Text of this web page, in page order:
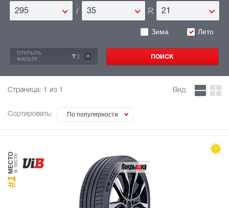
295 / 35 R 21
Зима Лето
ОТКРЫТЬ
ФИЛЬТР
2 +
Страница: 1 из 1
Сортировать: По популярности
Вид:
#1
МЕСТОв тесте